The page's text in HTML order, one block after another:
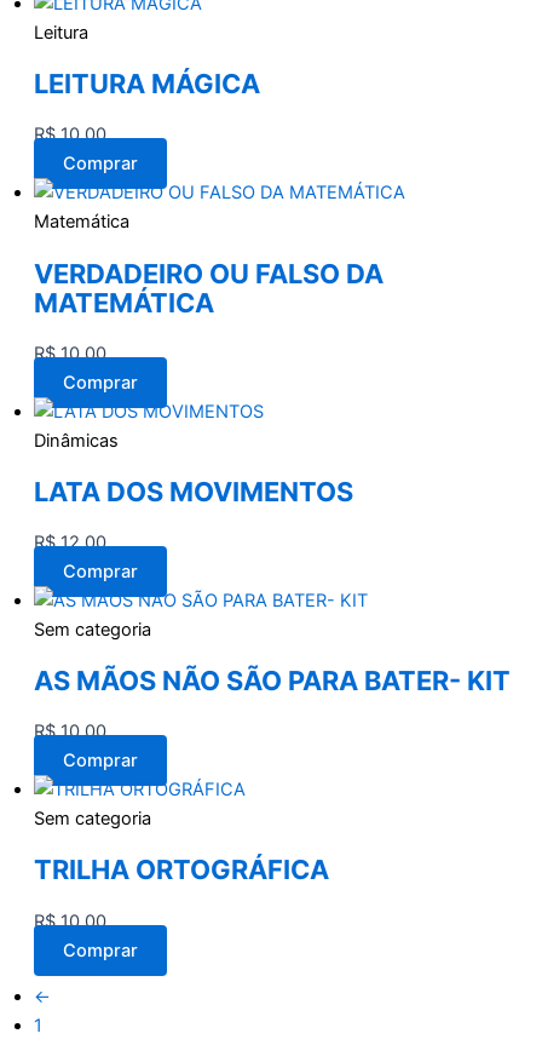
Leitura
LEITURA MÁGICA
R$10,00
Comprar
Matemática
VERDADEIRO OU FALSO DA
MATEMÁTICA
R$10,00
Comprar
Dinâmicas
LATA DOS MOVIMENTOS
R$12,00
Comprar
Sem categoria
AS MÃOS NÃO SÃO PARA BATER- KIT
R$10,00
Comprar
Sem categoria
TRILHA ORTOGRÁFICA
R$10,00
Comprar
←
1